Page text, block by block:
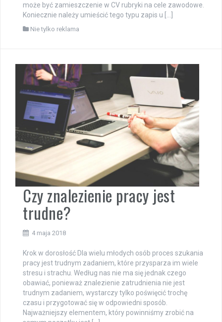
może być zamieszczenie w CV rubryki na cele zawodowe.
Koniecznie należy umieścić tego typu zapis u […]
Nie tylko reklama
Czy znalezienie pracy jest
trudne?
4 maja 2018
Krok w dorosłość Dla wielu młodych osób proces szukania
pracy jest trudnym zadaniem, które przysparza im wiele
stresu i strachu. Według nas nie ma się jednak czego
obawiać, ponieważ znalezienie zatrudnienia nie jest
trudnym zadaniem, wystarczy tylko poświęcić trochę
czasu i przygotować się w odpowiedni sposób.
Najważniejszy elementem, który powinniśmy zrobić na